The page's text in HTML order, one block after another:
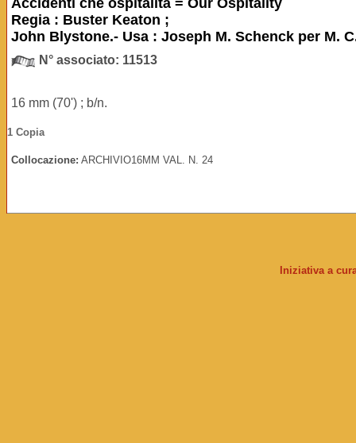
Accidenti che ospitalità = Our Ospitality
Regia : Buster Keaton ;
John Blystone.- Usa : Joseph M. Schenck per M.
N° associato: 11513
16 mm (70') ; b/n.
1 Copia
Collocazione: ARCHIVIO16MM VAL. N. 24
Iniziativa a